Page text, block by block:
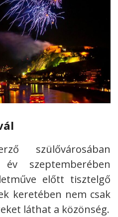
szülővárosában
szeptemberében
előtt tisztelgő
keretében nem csak
láthat a közönség.